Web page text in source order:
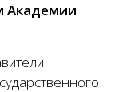
Академии